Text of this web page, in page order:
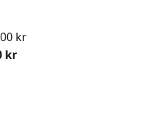
kr
kr